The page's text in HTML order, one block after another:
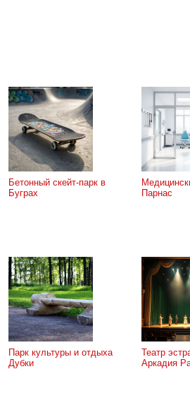
Бетонный скейт-парк в
Буграх
Парнас
Парк культуры и отдыха
Дубки
Театр
Аркадия